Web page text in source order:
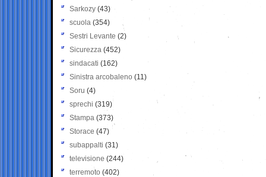
Sarkozy (43)
scuola (354)
Sestri Levante (2)
Sicurezza (452)
sindacati (162)
Sinistra arcobaleno (11)
Soru (4)
sprechi (319)
Stampa (373)
Storace (47)
subappalti (31)
televisione(244)
terremoto (402)